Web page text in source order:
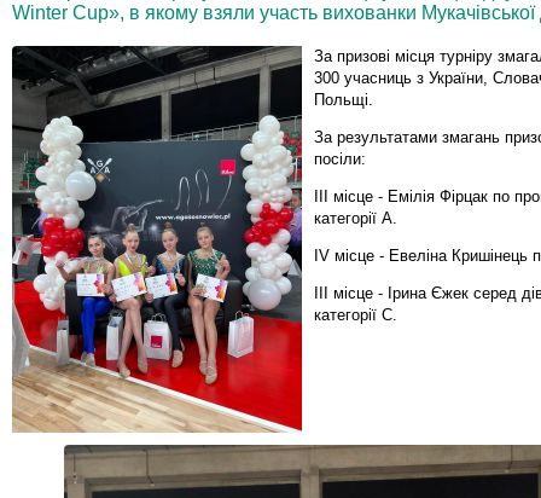
Winter Cup», в якому взяли участь вихованки
За призові місця турніру
300 учасниць з України,
Польщі.
За результатами змагань
посіли:
III місце - Емілія Фірцак по
категорії А.
IV місце - Евеліна Кришінець
III місце - Ірина Єжек серед
категорії С.